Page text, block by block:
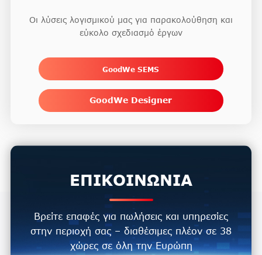
Οι λύσεις λογισμικού μας για παρακολούθηση και
εύκολο σχεδιασμό έργων
GoodWe SEMS
GoodWe Designer
ΕΠΙΚΟΙΝΩΝΙΑ
Βρείτε επαφές για πωλήσεις και υπηρεσίες
στην περιοχή σας – διαθέσιμες πλέον σε 38
χώρες σε όλη την Ευρώπη